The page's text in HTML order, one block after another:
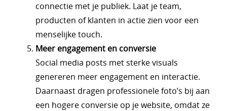
connectie met je publiek. Laat je team,
producten of klanten in actie zien voor een
menselijke touch.
Meer engagement en conversie
Social media posts met sterke visuals
genereren meer engagement en interactie.
Daarnaast dragen professionele foto’s bij aan
een hogere conversie op je website, omdat ze